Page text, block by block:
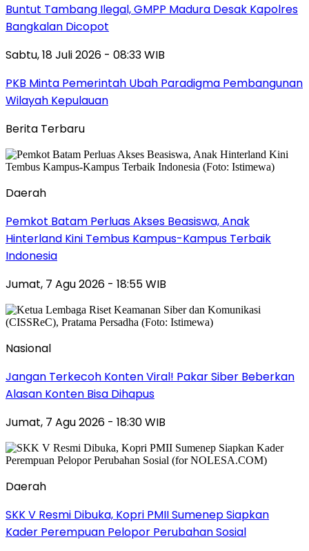
Buntut Tambang Ilegal, GMPP Madura Desak Kapolres
Bangkalan Dicopot
Sabtu, 18 Juli 2026 - 08:33 WIB
PKB Minta Pemerintah Ubah Paradigma Pembangunan
Wilayah Kepulauan
Berita Terbaru
Daerah
Pemkot Batam Perluas Akses Beasiswa, Anak
Hinterland Kini Tembus Kampus-Kampus Terbaik
Indonesia
Jumat, 7 Agu 2026 - 18:55 WIB
Nasional
Jangan Terkecoh Konten Viral! Pakar Siber Beberkan
Alasan Konten Bisa Dihapus
Jumat, 7 Agu 2026 - 18:30 WIB
Daerah
SKK V Resmi Dibuka, Kopri PMII Sumenep Siapkan
Kader Perempuan Pelopor Perubahan Sosial